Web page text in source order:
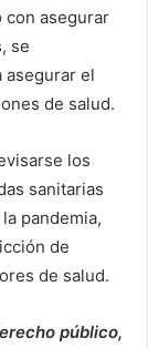
asegurar
se
asegurar el
de salud.
los
sanitarias
pandemia,
de
de salud.
público,